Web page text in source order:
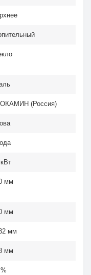
(Россия)
мм
мм
мм
мм